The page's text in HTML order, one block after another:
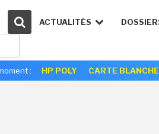
ACTUALITÉS
: HP POLY CARTE BLANCHE